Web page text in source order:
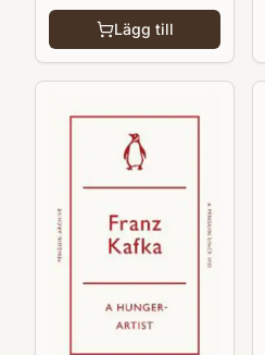
Lägg till